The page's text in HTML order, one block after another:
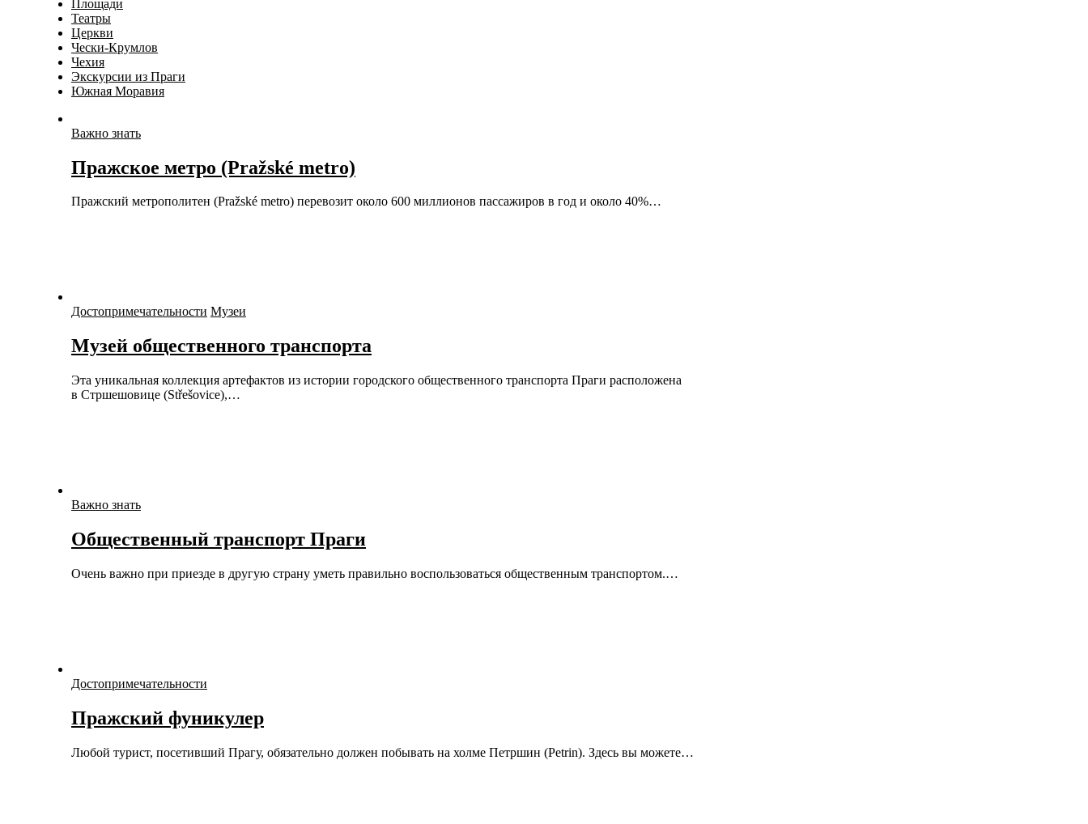
Площади
Театры
Церкви
Чески-Крумлов
Чехия
Экскурсии из Праги
Южная Моравия
Важно знать
Пражское метро (Pražské metro)
Пражский метрополитен (Pražské metro) перевозит около 600 миллионов пассажиров в год и около 40%…
Достопримечательности Музеи
Музей общественного транспорта
Эта уникальная коллекция артефактов из истории городского общественного транспорта Праги расположена
в Стршешовице (Střešovice),…
Важно знать
Общественный транспорт Праги
Очень важно при приезде в другую страну уметь правильно воспользоваться общественным транспортом.…
Достопримечательности
Пражский фуникулер
Любой турист, посетивший Прагу, обязательно должен побывать на холме Петршин (Petrin). Здесь вы можете…